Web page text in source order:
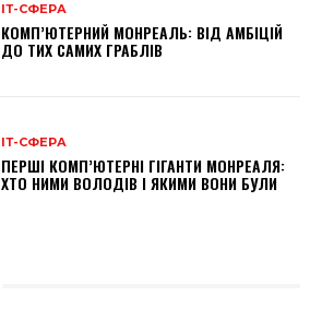
ІТ-СФЕРА
КОМП’ЮТЕРНИЙ МОНРЕАЛЬ: ВІД АМБІЦІЙ
ДО ТИХ САМИХ ГРАБЛІВ
ІТ-СФЕРА
ПЕРШІ КОМП’ЮТЕРНІ ГІГАНТИ МОНРЕАЛЯ:
ХТО НИМИ ВОЛОДІВ І ЯКИМИ ВОНИ БУЛИ